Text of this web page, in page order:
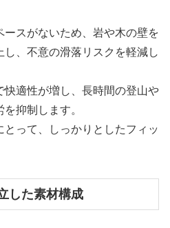
スがないため、岩や木の壁を
、不意の滑落リスクを軽減し
適性が増し、長時間の登山や
抑制します。
って、しっかりとしたフィッ
した素材構成